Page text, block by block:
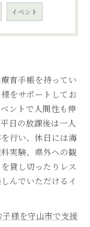
イベント
育手帳を持ってい
をサポートしてお
ントで人間性も伸
日の放課後は一人
行い、休日には海
実験、県外への観
貸し切ったりレス
んでいただけるイ
様を守山市で支援